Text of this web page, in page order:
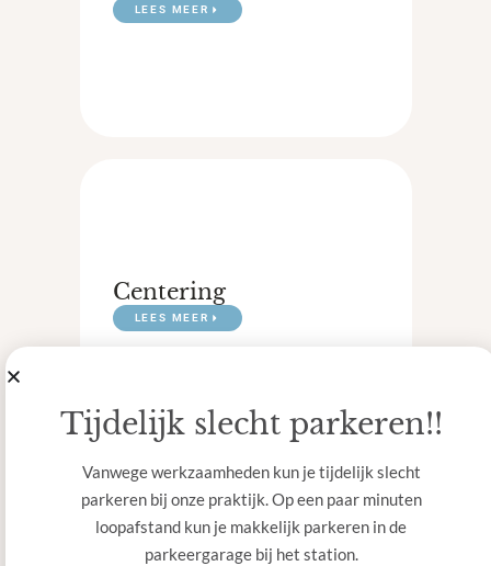
LEES MEER
Centering
LEES MEER
Tijdelijk slecht parkeren!!
Vanwege werkzaamheden kun je tijdelijk slecht
parkeren bij onze praktijk. Op een paar minuten
loopafstand kun je makkelijk parkeren in de
parkeergarage bij het station.